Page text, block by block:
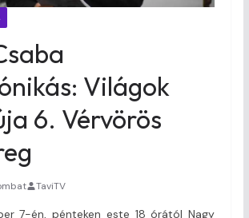
Világok
6. Vérvörös
TaviTV
7-én, pénteken este 18 órától Nagy